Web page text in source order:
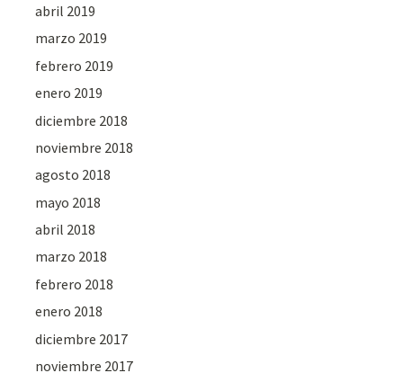
abril 2019
marzo 2019
febrero 2019
enero 2019
diciembre 2018
noviembre 2018
agosto 2018
mayo 2018
abril 2018
marzo 2018
febrero 2018
enero 2018
diciembre 2017
noviembre 2017